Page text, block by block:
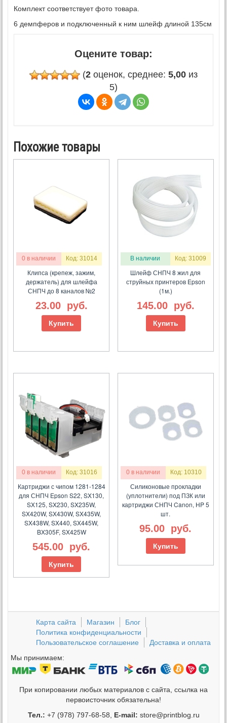
Комплект соответствует фото товара.
6 демпферов и подключенный к ним шлейф длиной 135см
Оцените товар:
(2 оценок, среднее: 5,00 из
5)
Похожие товары
0 в наличии Код: 31014
Клипса (крепеж, зажим,
держатель) для шлейфа
СНПЧ до 8 каналов №2
23.00 руб.
Купить
В наличии Код: 31009
Шлейф СНПЧ 8 жил для
струйных принтеров Epson
(1м.)
145.00 руб.
Купить
0 в наличии Код: 31016
Картриджи с чипом 1281-1284
для СНПЧ Epson S22, SX130,
SX125, SX230, SX235W,
SX420W, SX430W, SX435W,
SX438W, SX440, SX445W,
BX305F, SX425W
545.00 руб.
Купить
0 в наличии Код: 10310
Силиконовые прокладки
(уплотнители) под ПЗК или
картриджи СНПЧ Canon, HP 5
шт.
95.00 руб.
Купить
Карта сайта Магазин
Блог
Политика конфиденциальности
Пользовательское соглашение
Доставка и оплата
Мы принимаем:
При копировании любых материалов с сайта, ссылка на
первоисточник обязательна!
Тел.: +7 (978) 797-68-58, E-mail: store@printblog.ru